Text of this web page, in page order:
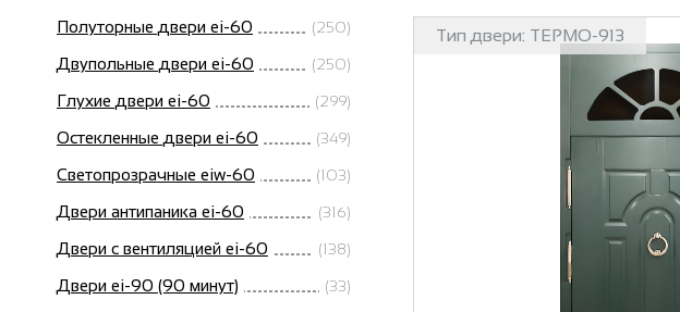
Полуторные двери ei-60 (250)
Двупольные двери ei-60 (250)
Глухие двери ei-60 (299)
Остекленные двери ei-60 (349)
Светопрозрачные eiw-60 (103)
Двери антипаника ei-60 (316)
Двери с вентиляцией ei-60 (138)
Двери ei-90 (90 минут) (33)
Тип двери: ТЕРМО-913